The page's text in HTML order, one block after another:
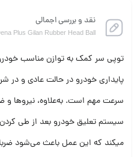
نقد و بررسی اجمالی
Plus Gilan Rubber Head Ball
توپی سر کمک به توازن مناسب
پایداری خودرو در حالت عادی و در
سرعت مهم است. به‌علاوه، نیروها و
سیستم تعلیق خودرو بعد از طی
میکند که این عمل باعث می‌شود